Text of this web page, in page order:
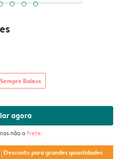
Baixos
agora
não ofrete.
| Desconto para grandes quantidades